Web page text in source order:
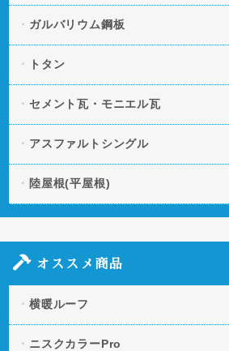
ガルバリウム鋼板
トタン
セメント瓦・モニエル瓦
アスファルトシングル
陸屋根(平屋根)
オススメ商品
横暖ルーフ
ニスクカラーPro